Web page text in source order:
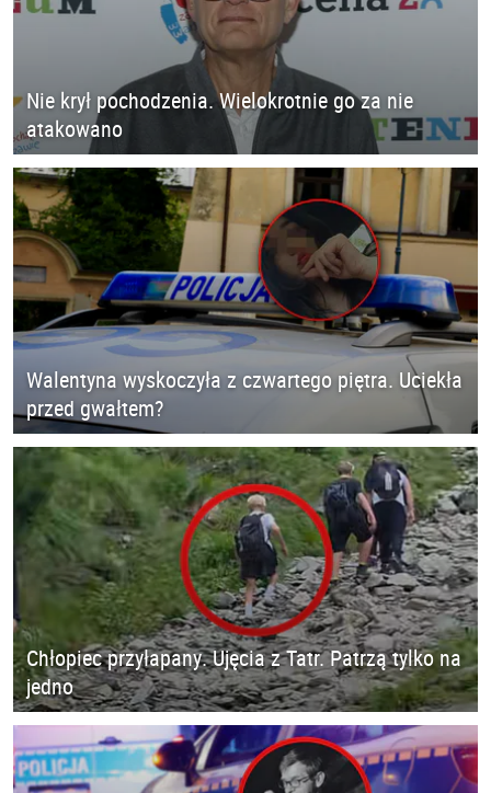
Nie krył pochodzenia. Wielokrotnie go za nie
atakowano
Walentyna wyskoczyła z czwartego piętra. Uciekła
przed gwałtem?
Chłopiec przyłapany. Ujęcia z Tatr. Patrzą tylko na
jedno